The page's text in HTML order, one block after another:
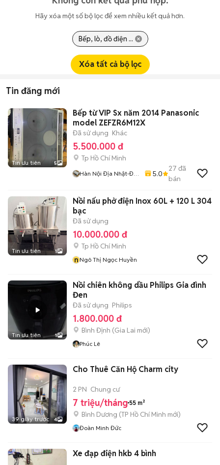
Hãy xóa một số bộ lọc để xem nhiều kết quả hơn.
Bếp, lò, đồ điện ...
Xóa tất cả bộ lọc
Tin đăng mới
Tin ưu tiên 5
Bếp từ VIP Sx năm 2014 Panasonic
model ZEFZR6M12X
Đã sử dụng Khác
5.500.000 đ
Tp Hồ Chí Minh
Hàn Nội Địa Nhật-Đại
5.0
27 đã
bán
Tin ưu tiên 1
Nồi nấu phở điện Inox 60L + 120 L 304
bạc
Đã sử dụng
10.000.000 đ
Tp Hồ Chí Minh
nNgô Thị Ngọc Huyền
Tin ưu tiên 1
Nồi chiên không dầu Philips Gia đình
Đen
Đã sử dụng Philips
1.800.000 đ
Bình Định (Gia Lai mới)
Phúc Lê
39 giây trước 4
Cho Thuê Căn Hộ Charm city
2 PN Chung cư
7 triệu/tháng 55 m²
Bình Dương (TP Hồ Chí Minh mới)
Đoàn Minh Đức
Xe đạp điện hkb 4 bình